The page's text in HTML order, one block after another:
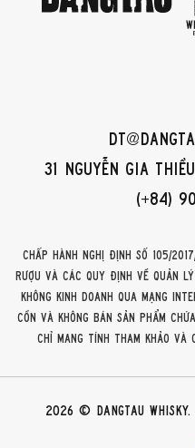
31 Nguyễn Gia
(+84)
Chấp hành Nghị định số 105/
rượu và các quy định về quản lý
không kinh doanh qua mạng
cồn và không bán sản phẩm
chỉ mang tính tham khảo và
2026 © DangTau